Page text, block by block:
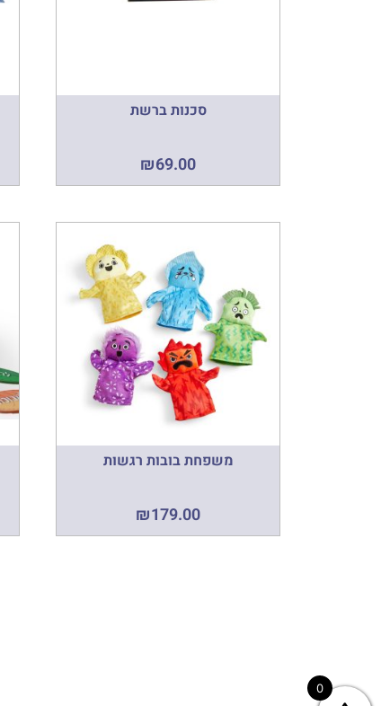
סכנות ברשת
₪69.00
משפחת בובות רגשות
₪179.00
0